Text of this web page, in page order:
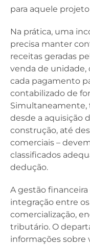
para aquele
Na prática, uma
precisa manter
receitas geradas
venda de unidade,
cada pagamento
contabilizado de
Simultaneamente,
desde a aquisição
construção, até
comerciais –
classificados
dedução.
A gestão
integração entre
comercialização,
tributário. O
informações sobre